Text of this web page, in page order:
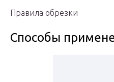
Правила обрезки
Способы